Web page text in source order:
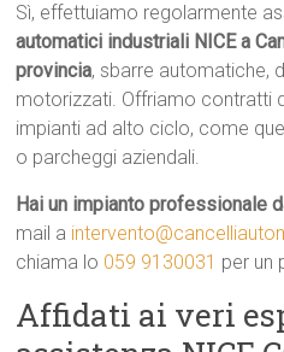
Sì, effettuiamo regolarmente
automatici industriali NICE a
provincia, sbarre automatiche,
motorizzati. Offriamo contratti
impianti ad alto ciclo, come
o parcheggi aziendali.
Hai un impianto professionale
mail a
chiama lo 059 9130031 per un
Affidati ai veri